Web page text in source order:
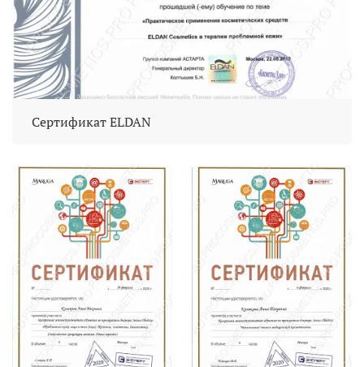
Сертификат ELDAN